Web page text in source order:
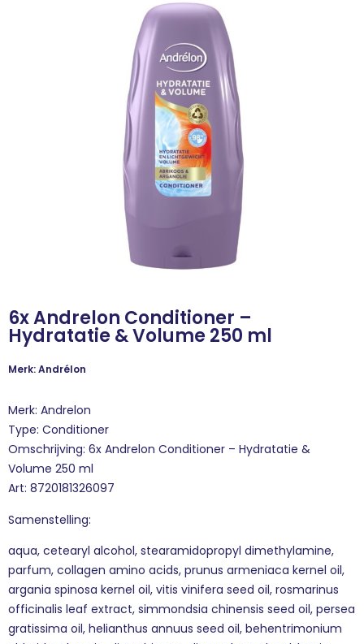
6x Andrelon Conditioner –
Hydratatie & Volume 250 ml
Merk: Andrélon
Merk: Andrelon
Type: Conditioner
Omschrijving: 6x Andrelon Conditioner – Hydratatie &
Volume 250 ml
Art: 8720181326097
Samenstelling:
aqua, cetearyl alcohol, stearamidopropyl dimethylamine,
parfum, collagen amino acids, prunus armeniaca kernel oil,
argania spinosa kernel oil, vitis vinifera seed oil, rosmarinus
officinalis leaf extract, simmondsia chinensis seed oil, persea
gratissima oil, helianthus annuus seed oil, behentrimonium